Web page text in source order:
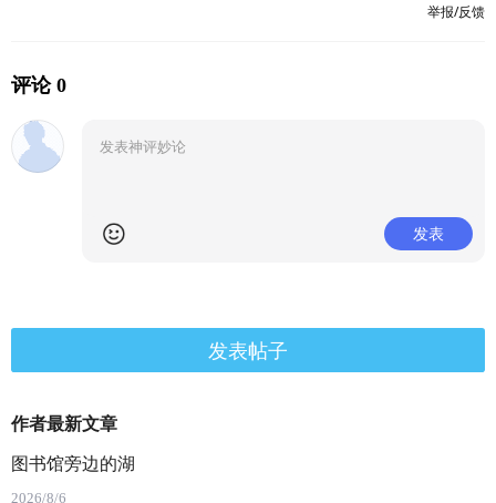
举报/反馈
评论 0
发表
发表帖子
作者最新文章
图书馆旁边的湖
2026/8/6